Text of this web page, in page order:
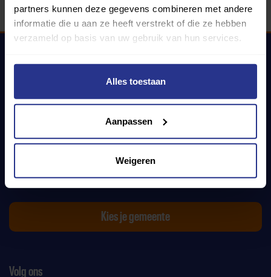
partners kunnen deze gegevens combineren met andere
informatie die u aan ze heeft verstrekt of die ze hebben
verzameld op basis van uw gebruik van hun services.
Alles toestaan
Aanpassen
Weigeren
Volg ons
Contact met jouw gemeente?
Kies je gemeente